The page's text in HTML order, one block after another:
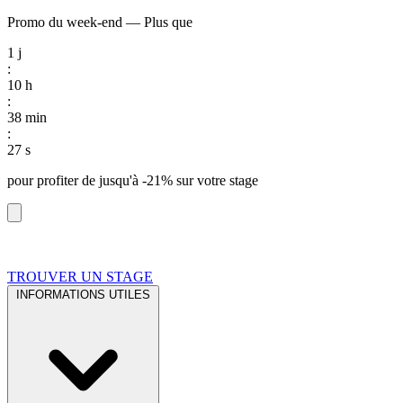
Promo du week-end — Plus que
1 j
:
10 h
:
38 min
:
26 s
pour profiter de jusqu'à -21% sur votre stage
TROUVER UN STAGE
INFORMATIONS UTILES